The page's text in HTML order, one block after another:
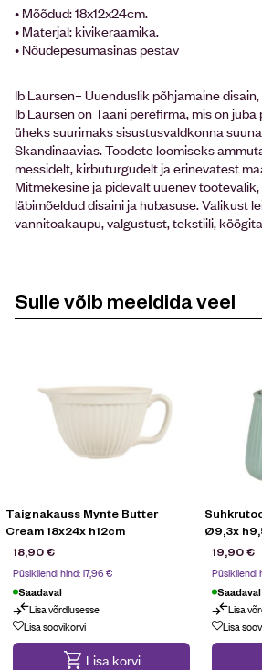
• Mõõdud: 18x12x24cm.
• Materjal: kivikeraamika.
• Nõudepesumasinas pestav
Ib Laursen– Uuenduslik põhjamaine
Ib Laursen on Taani perefirma, mis on
üheks suurimaks sisustusvaldkonna
Skandinaavias. Toodete loomiseks
messidelt, kirbuturgudelt ja erinevatest
Mitmekesine ja pidevalt uuenev
läbimõeldud disaini ja hubasuse. Valikust
vannitoakaupu, valgustust, tekstiili,
Sulle võib meeldida veel
Taignakauss Mynte Butter
Cream 18x24x h12cm
18,90€
Püsikliendi hind:17,96€
Saadaval
Lisa võrdlusesse
Lisa soovikorvi
Lisa korvi
Ø9,3x
19,90€
Püsikliendi
Saadaval
Lisa
Lisa